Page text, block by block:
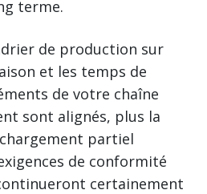
terme.
de production sur
et les temps de
de votre chaîne
sont alignés, plus la
partiel
de conformité
certainement